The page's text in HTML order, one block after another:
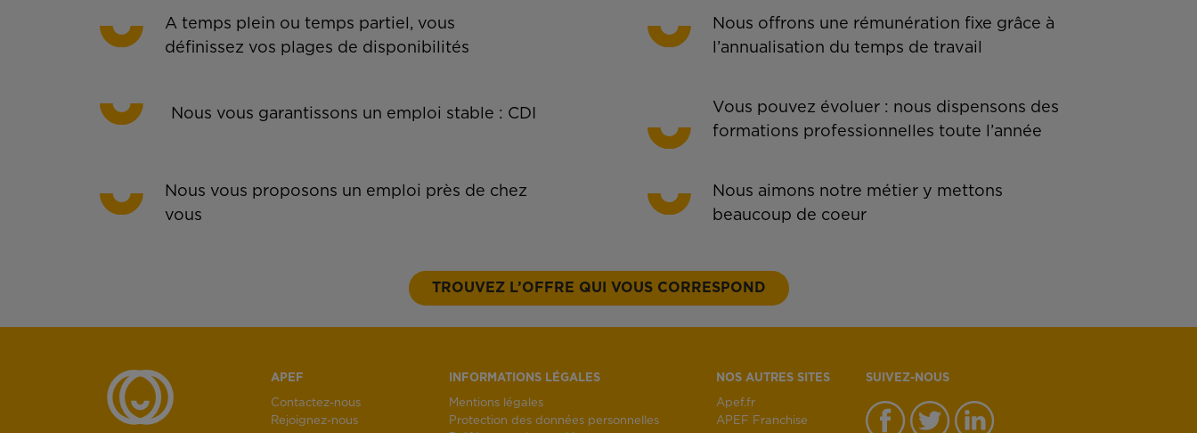
A temps plein ou temps partiel, vous
définissez vos plages de disponibilités
Nous offrons une rémunération fixe grâce à
l’annualisation du temps de travail
Nous vous garantissons un emploi stable : CDI
Vous pouvez évoluer : nous dispensons des
formations professionnelles toute l’année
Nous vous proposons un emploi près de chez
vous
Nous aimons notre métier y mettons
beaucoup de coeur
TROUVEZ L’OFFRE QUI VOUS CORRESPOND
APEF
Contactez-nous
Rejoignez-nous
INFORMATIONS LÉGALES
Mentions légales
Protection des données personnelles
NOS AUTRES SITES
Apef.fr
APEF Franchise
SUIVEZ-NOUS